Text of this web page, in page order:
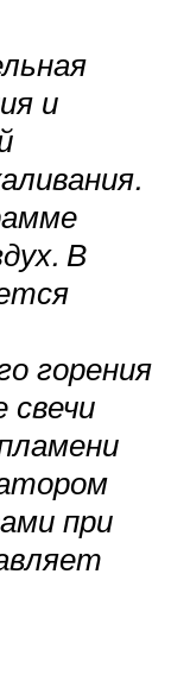
и
В
горения
свечи
при